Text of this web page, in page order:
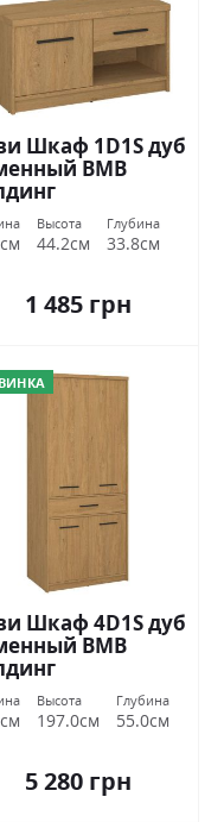
Шкаф 1D1S дуб
ВМВ
Высота
44.2см
Глубина
33.8см
1 485 грн
Шкаф 4D1S дуб
ВМВ
Высота
197.0см
Глубина
55.0см
5 280 грн